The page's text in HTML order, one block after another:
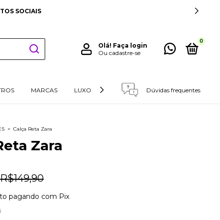
SOCIAIS
Olá! Faça login
Ou cadastre-se
0
MARCAS LUXO RETIRADAS E DEVOLUÇÕES
Dúvidas frequentes
> Calça Reta Zara
Zara
R$149,90
pagando com Pix